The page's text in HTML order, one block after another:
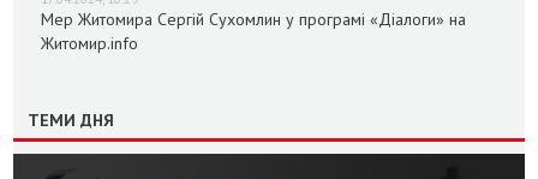
Мер Житомира Сергій Сухомлин у програмі «Діалоги» на
Житомир.info
ТЕМИ ДНЯ